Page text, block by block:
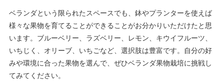
ベランダという限られたスペースでも、鉢やプランターを使えば
様々な果物を育てることができることがお分かりいただけたと思
います。ブルーベリー、ラズベリー、レモン、キウイフルーツ、
いちじく、オリーブ、いちごなど、選択肢は豊富です。自分の好
みや環境に合った果物を選んで、ぜひベランダ果物栽培に挑戦し
てみてください。